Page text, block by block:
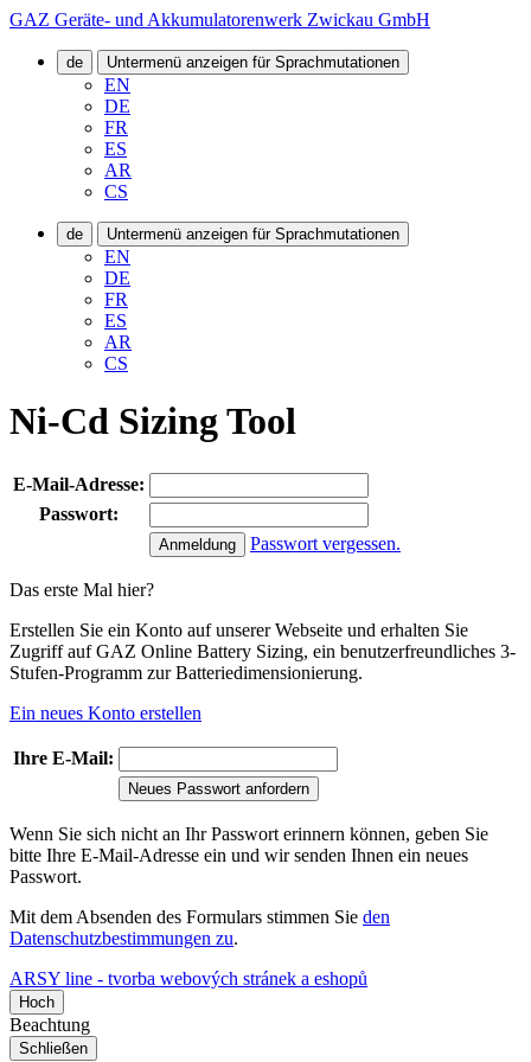
GAZ Geräte- und Akkumulatorenwerk Zwickau GmbH
de Untermenü anzeigen für Sprachmutationen
EN
DE
FR
ES
AR
CS
de Untermenü anzeigen für Sprachmutationen
EN
DE
FR
ES
AR
CS
Ni-Cd Sizing Tool
E-Mail-Adresse:
Passwort:
Passwort vergessen.
Das erste Mal hier?
Erstellen Sie ein Konto auf unserer Webseite und erhalten Sie
Zugriff auf GAZ Online Battery Sizing, ein benutzerfreundliches 3-
Stufen-Programm zur Batteriedimensionierung.
Ein neues Konto erstellen
Ihre E-Mail:
Neues Passwort anfordern
Wenn Sie sich nicht an Ihr Passwort erinnern können, geben Sie
bitte Ihre E-Mail-Adresse ein und wir senden Ihnen ein neues
Passwort.
Mit dem Absenden des Formulars stimmen Sie den
Datenschutzbestimmungen zu.
ARSY line - tvorba webových stránek a eshopů
Hoch
Beachtung
Schließen